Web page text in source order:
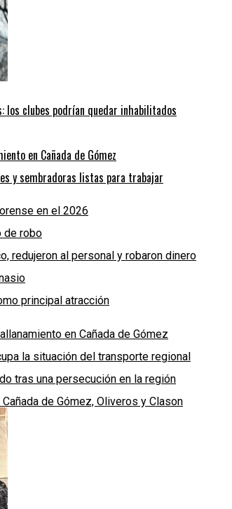
los clubes podrían quedar inhabilitados
en Cañada de Gómez
y sembradoras listas para trabajar
en el 2026
de robo
redujeron al personal y robaron dinero
principal atracción
en Cañada de Gómez
la situación del transporte regional
tras una persecución en la región
de Gómez, Oliveros y Clason